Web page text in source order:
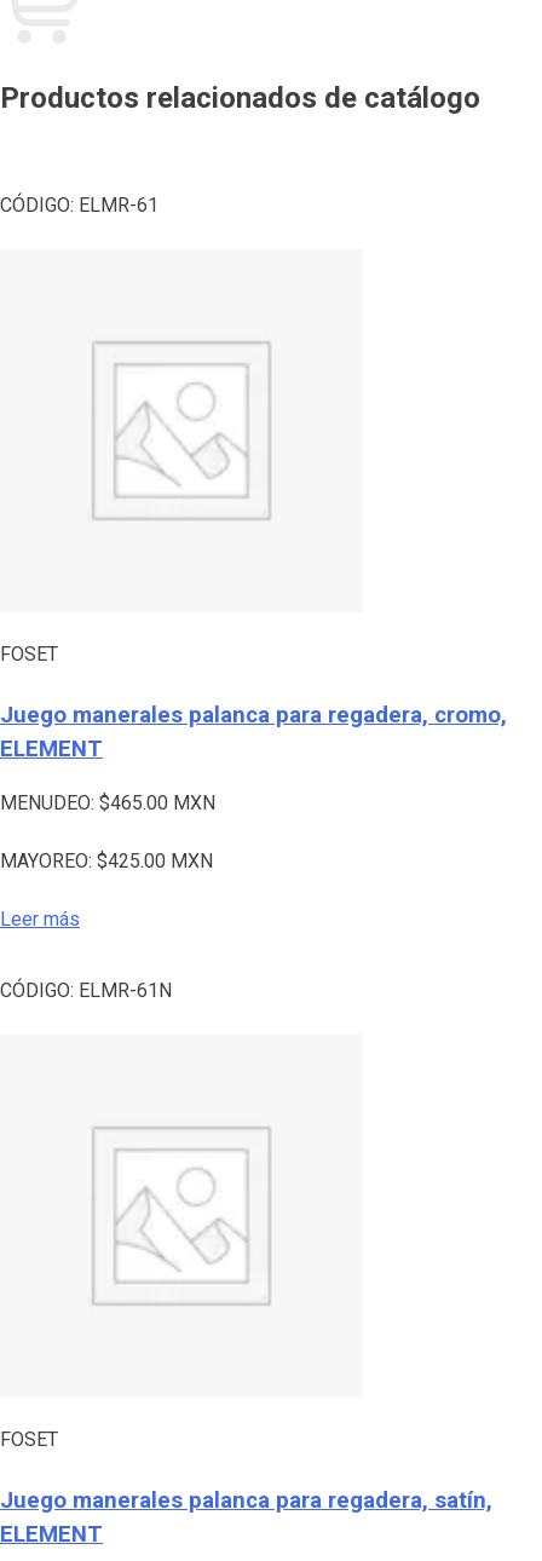
Productos relacionados de catálogo
CÓDIGO: ELMR-61
FOSET
Juego manerales palanca para regadera, cromo,
ELEMENT
MENUDEO: $465.00 MXN
MAYOREO: $425.00 MXN
Leer más
CÓDIGO: ELMR-61N
FOSET
Juego manerales palanca para regadera, satín,
ELEMENT